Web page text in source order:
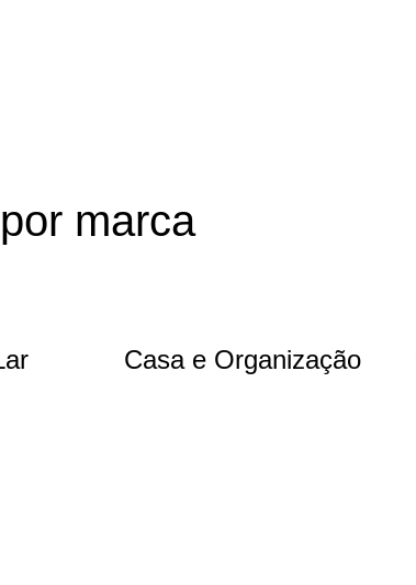
marca
Casa e Organização